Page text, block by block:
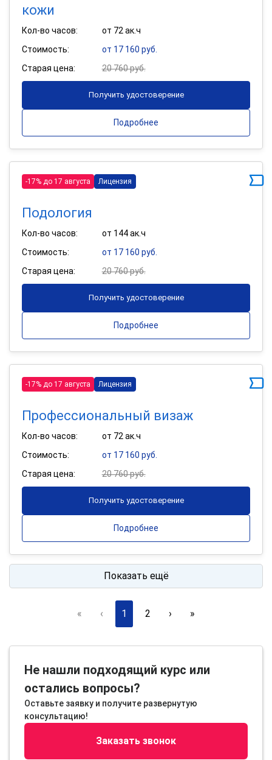
кожи
Кол-во часов:
от 72 ак.ч
Стоимость:
от 17 160 руб.
Старая цена:
20 760 руб.
Получить удостоверение
Подробнее
-17% до 17 августа Лицензия
Подология
Кол-во часов:
от 144 ак.ч
Стоимость:
от 17 160 руб.
Старая цена:
20 760 руб.
Получить удостоверение
Подробнее
-17% до 17 августа Лицензия
Профессиональный визаж
Кол-во часов:
от 72 ак.ч
Стоимость:
от 17 160 руб.
Старая цена:
20 760 руб.
Получить удостоверение
Подробнее
Показать ещё
« ‹ 1 2 › »
Не нашли подходящий курс или
остались вопросы?
Оставьте заявку и получите развернутую
консультацию!
Заказать звонок